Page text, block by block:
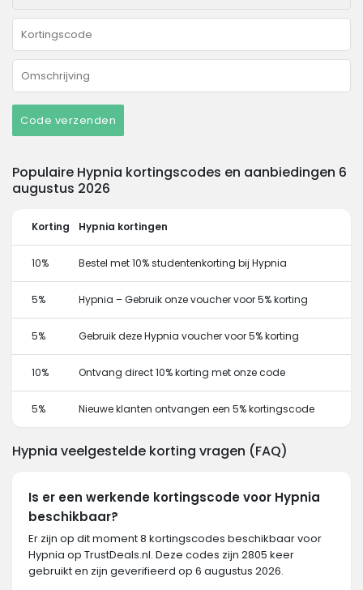
Code verzenden
Populaire Hypnia kortingscodes en aanbiedingen 6
augustus 2026
Korting Hypnia kortingen
10% Bestel met 10% studentenkorting bij Hypnia
5% Hypnia – Gebruik onze voucher voor 5% korting
5% Gebruik deze Hypnia voucher voor 5% korting
10% Ontvang direct 10% korting met onze code
5% Nieuwe klanten ontvangen een 5% kortingscode
Hypnia veelgestelde korting vragen (FAQ)
Is er een werkende kortingscode voor Hypnia
beschikbaar?
Er zijn op dit moment 8 kortingscodes beschikbaar voor
Hypnia op TrustDeals.nl. Deze codes zijn 2805 keer
gebruikt en zijn geverifieerd op 6 augustus 2026.